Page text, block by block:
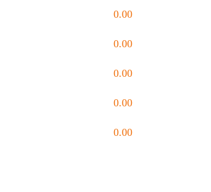
0.00
0.00
0.00
0.00
0.00